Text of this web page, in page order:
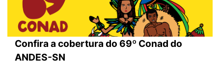
Confira a cobertura do 69º Conad do
ANDES-SN